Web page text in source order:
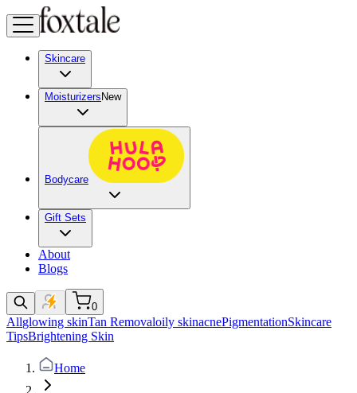
Skincare
Moisturizers New
Bodycare
Gift Sets
About
Blogs
0
Allglowing skinTan Removaloily skinacnePigmentationSkincare
TipsBrightening Skin
Home